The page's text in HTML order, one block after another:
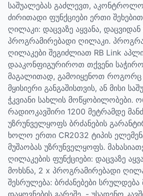
საშუალებას გაძლევთ,
ძირითადი ფუნქციები ერთი
ღილაკი: დაცვაზე აყვანა,
პროგრამირებადი ღილაკი.
ღილაკები შეგიძლიათ RB Link
დააკონფიგურიროთ თქვენი
მაგალითად, გამოიყენოთ როგორც
მყისიერი განგაშისთვის, ან მისი
ჭკვიანი სახლის მოწყობილობები.
რადიოკავშირი 1200 მეტრამდე
უზრუნველყოფს ბრძანების
ხოლო ერთი CR2032 ტიპის
მუშაობას უზრუნველყოფს.
ღილაკების ფუნქციები: დაცვაზე
მოხსნა, 2 x პროგრამირებადი
შესრულება: ბრძანებები სრულდება
დაყოვნების გარეშე. - უსადენო